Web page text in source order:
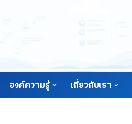
องค์ความรู้ เกี่ยวกับเรา